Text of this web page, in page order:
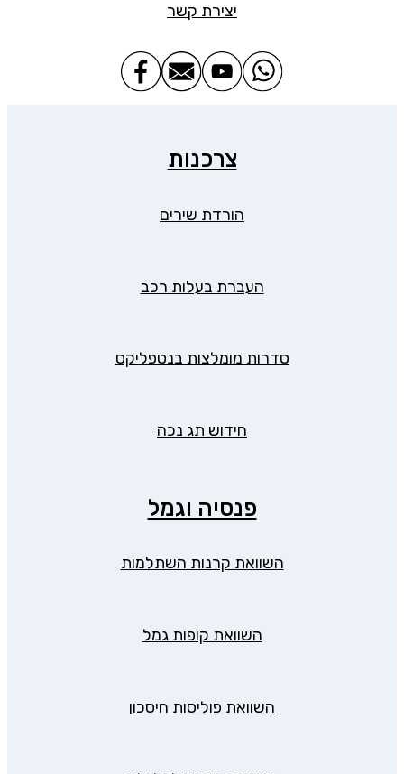
יצירת קשר
צרכנות
הורדת שירים
העברת בעלות רכב
סדרות מומלצות בנטפליקס
חידוש תג נכה
פנסיה וגמל
השוואת קרנות השתלמות
השוואת קופות גמל
השוואת פוליסות חיסכון